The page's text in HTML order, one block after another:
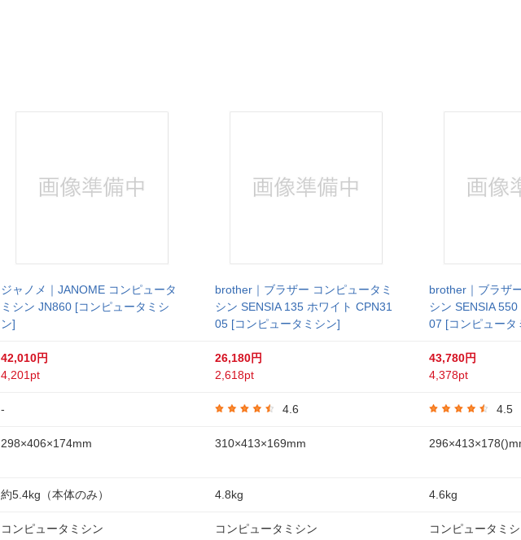
ジャノメ｜JANOME コンピュータ
ミシン JN860 [コンピュータミシ
ン]
42,010円
4,201pt
-
298×406×174mm
約5.4kg（本体のみ）
コンピュータミシン
brother｜ブラザー コンピュータミ
シン SENSIA 135 ホワイト CPN31
05 [コンピュータミシン]
26,180円
2,618pt
4.6
310×413×169mm
4.8kg
コンピュータミシン
brother｜ブラザ
シン SENSIA
07 [コンピュータ
43,780円
4,378pt
4.5
4.6kg
コンピュータミ